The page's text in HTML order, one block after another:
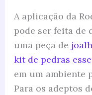
A aplicação da
pode ser feita de
uma peça de
kit de pedras
em um ambiente
Para os adeptos